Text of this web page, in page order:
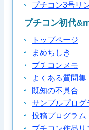
プチコン3号リ
プチコン初代
トップページ
まめちしき
プチコンメモ
よくある質問集
既知の不具合
サンプルプログ
投稿プログラム
プチコン作品リ